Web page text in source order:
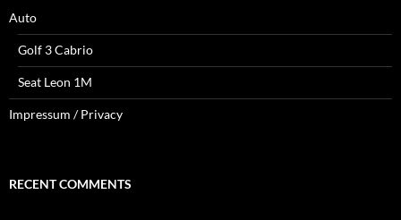
Auto
Golf 3 Cabrio
Seat Leon 1M
Impressum / Privacy
RECENT COMMENTS